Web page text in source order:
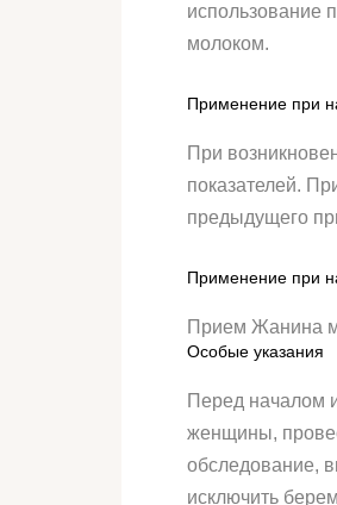
использование
молоком.
Применение при
При
показателей.
предыдущего
Применение при
Прием Жанина
Особые указания
Перед началом
женщины,
обследование,
исключить